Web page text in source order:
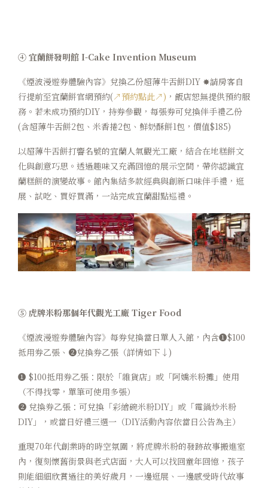
④ 宜蘭餅發明館 I-Cake Invention Museum
《煙波漫遊券體驗內容》兌換乙份超薄牛舌餅DIY ✸請房客自
行提前至宜蘭餅官網預約(↗預約點此↗) ，飯店恕無提供預約服
務。若未成功預約DIY，持券參觀，每張券可兌換伴手禮乙份
(含超薄牛舌餅2包、米香捲2包、鮮奶酥餅1包，價值$185)
以超薄牛舌餅打響名號的宜蘭人氣觀光工廠，結合在地糕餅文
化與創意巧思。透過趣味又充滿回憶的展示空間，帶你認識宜
蘭糕餅的演變故事。館內集結多款經典與創新口味伴手禮，逛
展、試吃、買好買滿，一站完成宜蘭甜點巡禮。
⑤ 虎牌米粉那個年代觀光工廠 Tiger Food
《煙波漫遊券體驗內容》每券兌換當日單人入館，內含➊$100
抵用券乙張、➋兌換券乙張（詳情如下↓)
➊ $100抵用券乙張：限於「雜貨店」或「阿嬌米粉攤」使用
（不得找零，單筆可使用多張）
➋ 兌換券乙張：可兌換「彩繪碗米粉DIY」或「電鍋炒米粉
DIY」，或當日好禮三選一（DIY活動內容依當日公告為主）
重現70年代創業時的時空氛圍，將虎牌米粉的發跡故事搬進室
內，復刻懷舊街景與老式店面，大人可以找回童年回憶，孩子
則能細細欣賞過往的美好歲月，一邊逛展、一邊感受時代故事